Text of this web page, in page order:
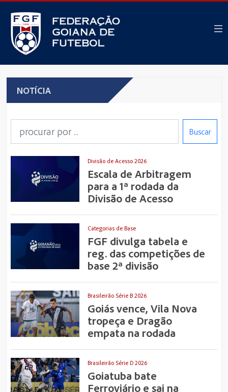
NOTÍCIA
Buscar
Divisão de Acesso 2026
Escala de Arbitragem
para a 1ª rodada da
Divisão de Acesso
Categorias de Base
FGF divulga tabela e
reg. das competições de
base 2ª divisão
Brasileirão Série B 2026
Goiás vence, Vila Nova
tropeça e Dragão
empata na rodada
Brasileirão Série D 2026
Goiatuba bate
Ferroviário e sai na